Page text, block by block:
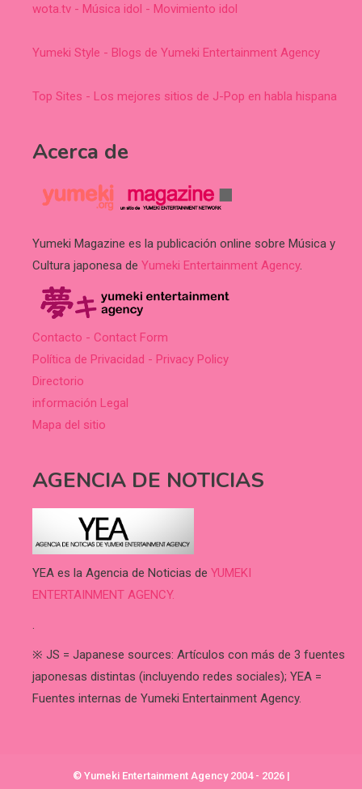
wota.tv - Música idol - Movimiento idol
Yumeki Style - Blogs de Yumeki Entertainment Agency
Top Sites - Los mejores sitios de J-Pop en habla hispana
Acerca de
Yumeki Magazine es la publicación online sobre Música y
Cultura japonesa de Yumeki Entertainment Agency.
Contacto - Contact Form
Política de Privacidad - Privacy Policy
Directorio
información Legal
Mapa del sitio
AGENCIA DE NOTICIAS
YEA es la Agencia de Noticias de YUMEKI
ENTERTAINMENT AGENCY.
.
※ JS = Japanese sources: Artículos con más de 3 fuentes
japonesas distintas (incluyendo redes sociales); YEA =
Fuentes internas de Yumeki Entertainment Agency.
© Yumeki Entertainment Agency 2004 - 2026 |